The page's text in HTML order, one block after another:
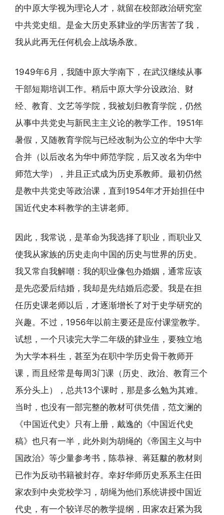
的中原大学视为理论人才，就留在校部政治研究室
中共党史组。是金大历史系肄业的学历害苦了我，
我从此再无任何机会上战场杀敌。
1949年6月，我随中原大学南下，在武汉继续从事
干部短期培训工作。稍后中原大学分设政治、财
经、教育、文艺等学院，我被划归教育学院，仍然
从事中共党史与新民主主义论的教学工作。1951年
暑假，又随教育学院与已经改制为公立的华中大学
合并（以后改名为华中师范学院，后又改名为华中
师范大学），并且正式成为历史系教师。最初仍然
是教中共党史等政治课，直到1954年才开始担任中
国近代史本科教学的主讲老师。
因此，我常说，是革命为我选择了职业，而职业又
使我从家族的历史走向中国的历史与世界的历史。
我又常自我解嘲：我的职业像包办婚姻，通常应该
是先恋爱后结婚，我却是先结婚后恋爱。我是在担
任历史课老师以后，才逐渐增长了对于史学研究的
兴趣。不过，1956年以前主要还是应付课堂教学。
试想，一个只读完大学二年级的肄业生，要独立地
为大学本科生，甚至为在职中学历史骨干教师开
课，而且经常是每周3门课（历史、政治、教育三个
系分头上），总共13个课时，那是多么勉为其难。
当时，也没有一部完整的教材可供凭借，范文澜的
《中国近代史》只有上册，戴逸的《中国近代史
稿》也只有一半，此外则为胡绳的《帝国主义与中
国政治》等少量参考书，陈恭禄、蒋廷黻的教材则
已作为反动书籍被封存。幸好华师历史系系主任田
家农到中央党校学习，胡绳为他们系统讲授中国近
代史，有一个较详尽的教学提纲，田家农赶紧为我